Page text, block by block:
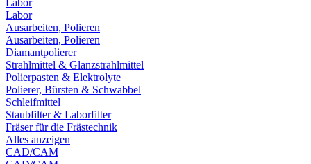
Labor
Labor
Ausarbeiten, Polieren
Ausarbeiten, Polieren
Diamantpolierer
Strahlmittel & Glanzstrahlmittel
Polierpasten & Elektrolyte
Polierer, Bürsten & Schwabbel
Schleifmittel
Staubfilter & Laborfilter
Fräser für die Frästechnik
Alles anzeigen
CAD/CAM